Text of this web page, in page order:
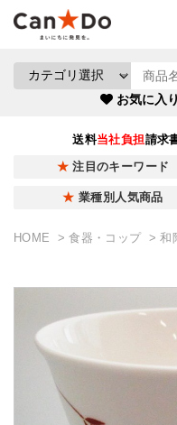
お気に入
送料当社負担請求
注目のキーワード
業種別人気商品
HOME 食器・コップ 和